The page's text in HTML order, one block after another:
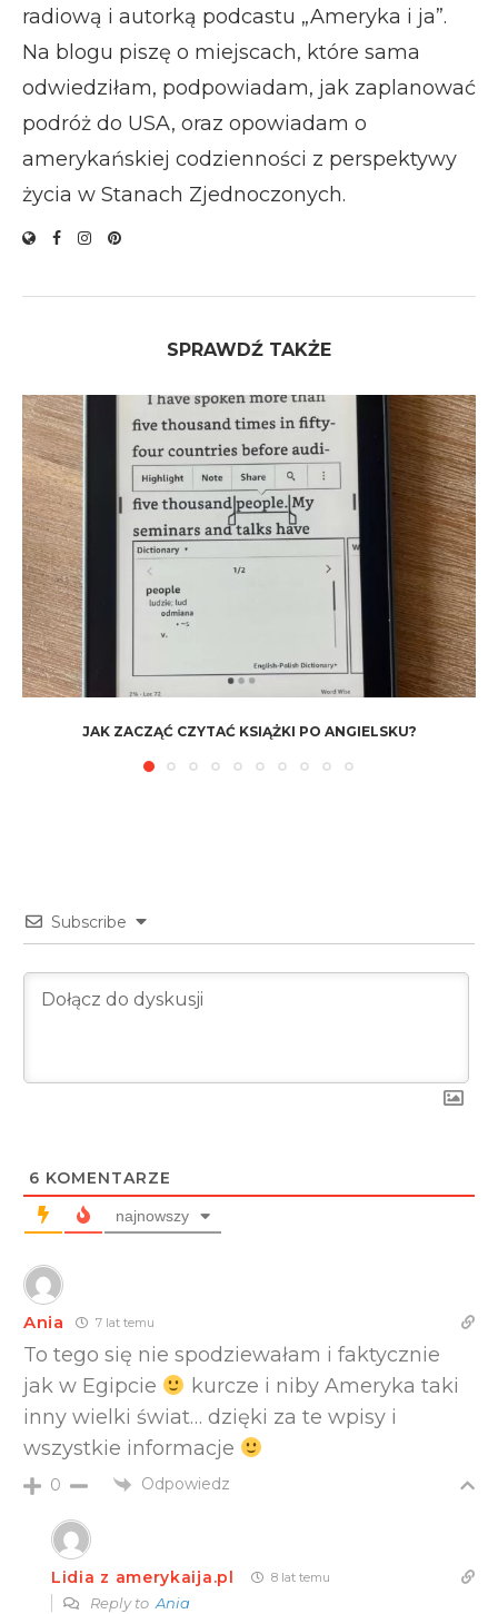
radiową i autorką podcastu „Ameryka i ja”.
Na blogu piszę o miejscach, które sama
odwiedziłam, podpowiadam, jak zaplanować
podróż do USA, oraz opowiadam o
amerykańskiej codzienności z perspektywy
życia w Stanach Zjednoczonych.
SPRAWDŹ TAKŻE
JAK ZACZĄĆ CZYTAĆ KSIĄŻKI PO ANGIELSKU?
Subscribe
6 KOMENTARZE
najnowszy
Ania 7 lat temu
To tego się nie spodziewałam i faktycznie
jak w Egipcie
kurcze i niby Ameryka taki
inny wielki świat… dzięki za te wpisy i
wszystkie informacje
0 Odpowiedz
Lidia z amerykaija.pl 8 lat temu
Reply to Ania